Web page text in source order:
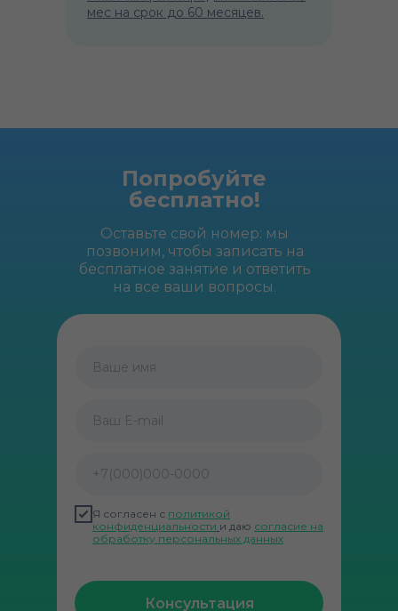
мес на срок до 60 месяцев.
Попробуйте
бесплатно!
Ваше имя
Ваш E-mail
+7(000)000-0000
Я согласен с политикой
конфиденциальности и даю согласие на
обработку персональных данных
Консультация
Оставьте свой номер: мы
позвоним, чтобы записать на
бесплатное занятие и ответить
на все ваши вопросы.